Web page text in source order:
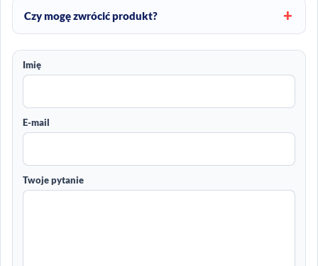
Czy mogę zwrócić produkt?
Imię
E-mail
Twoje pytanie